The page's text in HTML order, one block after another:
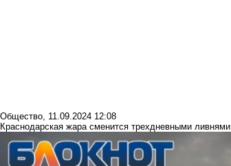
Общество, 11.09.2024 12:08
Краснодарская жара сменится трехдневными ливнями